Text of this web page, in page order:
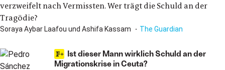
verzweifelt nach Vermissten. Wer trägt die Schuld an der
Tragödie?
Soraya Aybar Laafou und Ashifa Kassam The Guardian
Ist dieser Mann wirklich Schuld an der
Migrationskrise in Ceuta?